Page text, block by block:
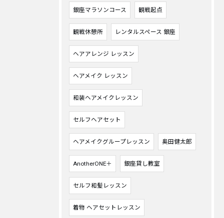
銀座マラソンコース 観戦起点
観戦休憩所 レンタルスペース 銀座
ヘアアレンジ レッスン
ヘアメイク レッスン
和装ヘアメイクレッスン
セルフヘアセット
ヘアメイクグループレッスン 奥田健太郎
AnotherONE＋ 銀座貸し教室
セルフ和髪レッスン
着物 ヘアセットレッスン